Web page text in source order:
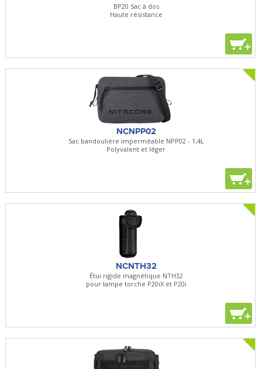
BP20 Sac à dos
Haute résistance
+
NCNPP02
Sac bandoulière imperméable NPP02 - 1,4L
Polyvalent et léger
+
NCNTH32
Étui rigide magnétique NTH32
pour lampe torche P20iX et P20i
+